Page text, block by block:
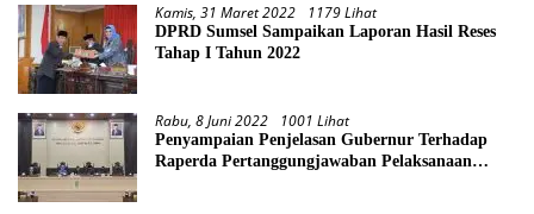
Kamis, 31 Maret 2022 1179 Lihat
DPRD Sumsel Sampaikan Laporan Hasil Reses
Tahap I Tahun 2022
Rabu, 8 Juni 2022 1001 Lihat
Penyampaian Penjelasan Gubernur Terhadap
Raperda Pertanggungjawaban Pelaksanaan